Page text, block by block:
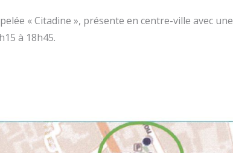
« Citadine », présente en centre-ville avec une
à 18h45.